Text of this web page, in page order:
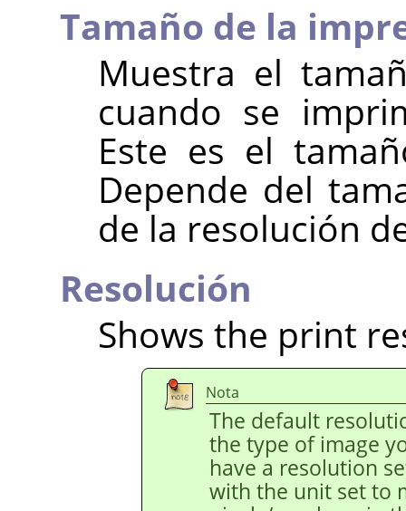
Tamaño de la
Muestra el
cuando se
Este es el
Depende del
de la resolución
Resolución
Shows the print
Nota
The default
the type of image
have a resolution
with the unit set to